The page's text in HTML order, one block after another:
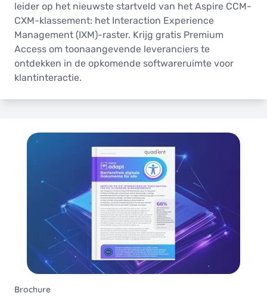
leider op het nieuwste startveld van het Aspire CCM-
CXM-klassement: het Interaction Experience
Management (IXM)-raster. Krijg gratis Premium
Access om toonaangevende leveranciers te
ontdekken in de opkomende softwareruimte voor
klantinteractie.
Brochure